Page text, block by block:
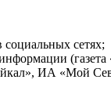
сетях;
ИА «Мой